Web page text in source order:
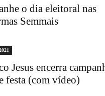
o dia eleitoral nas
Semmais
Jesus encerra
festa (com vídeo)